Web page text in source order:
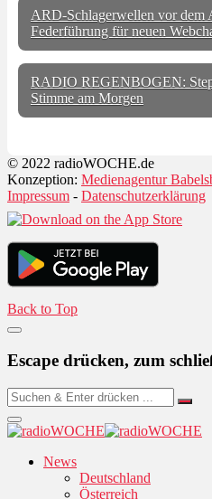
ARD-Schlagerwellen vor dem
Federführung für neuen
RADIO REGENBOGEN:
Stimme am Morgen
© 2022 radioWOCHE.de
Konzeption: Medienagentur
Impressum - Datenschutzerklärung
Back to Top
Escape drücken, zum
News
Deutschland
Österreich